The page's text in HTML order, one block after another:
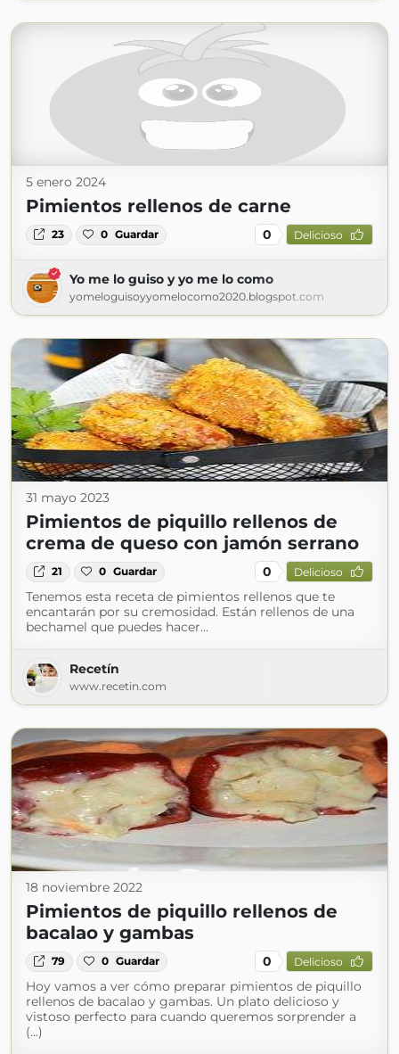
5 enero 2024
Pimientos rellenos de carne
23 0 Guardar 0 Delicioso
Yo me lo guiso y yo me lo como
yomeloguisoyyomelocomo2020.blogspot.com
31 mayo 2023
Pimientos de piquillo rellenos de
crema de queso con jamón serrano
21 0 Guardar 0 Delicioso
Tenemos esta receta de pimientos rellenos que te
encantarán por su cremosidad. Están rellenos de una
bechamel que puedes hacer...
Recetín
www.recetin.com
18 noviembre 2022
Pimientos de piquillo rellenos de
bacalao y gambas
79 0 Guardar 0 Delicioso
Hoy vamos a ver cómo preparar pimientos de piquillo
rellenos de bacalao y gambas. Un plato delicioso y
vistoso perfecto para cuando queremos sorprender a
(...)